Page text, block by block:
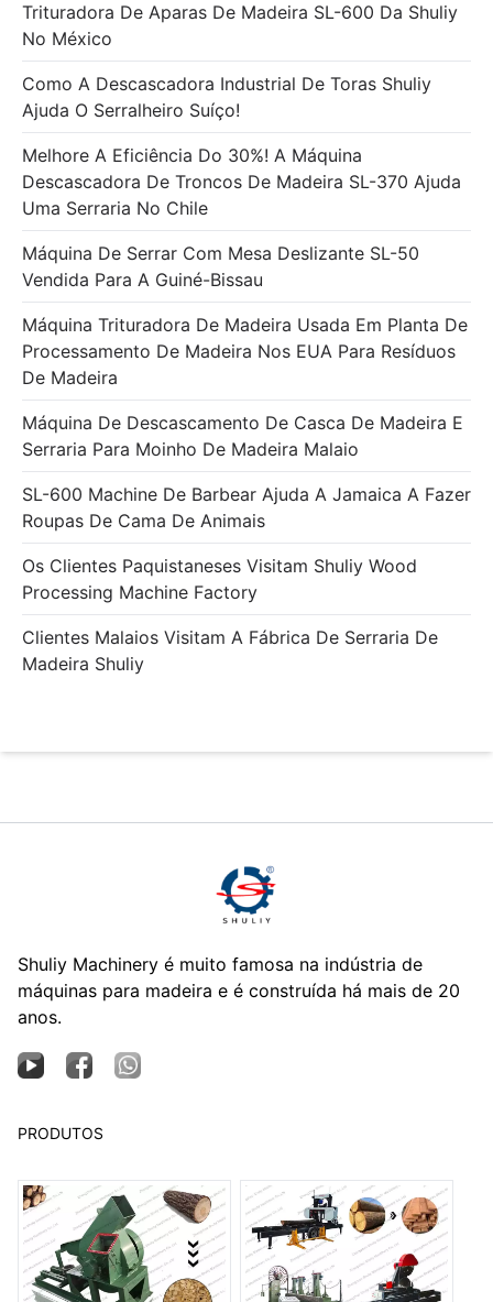
Trituradora De Aparas De Madeira SL-600 Da Shuliy
No México
Como A Descascadora Industrial De Toras Shuliy
Ajuda O Serralheiro Suíço!
Melhore A Eficiência Do 30%! A Máquina
Descascadora De Troncos De Madeira SL-370 Ajuda
Uma Serraria No Chile
Máquina De Serrar Com Mesa Deslizante SL-50
Vendida Para A Guiné-Bissau
Máquina Trituradora De Madeira Usada Em Planta De
Processamento De Madeira Nos EUA Para Resíduos
De Madeira
Máquina De Descascamento De Casca De Madeira E
Serraria Para Moinho De Madeira Malaio
SL-600 Machine De Barbear Ajuda A Jamaica A Fazer
Roupas De Cama De Animais
Os Clientes Paquistaneses Visitam Shuliy Wood
Processing Machine Factory
Clientes Malaios Visitam A Fábrica De Serraria De
Madeira Shuliy
Shuliy Machinery é muito famosa na indústria de
máquinas para madeira e é construída há mais de 20
anos.
PRODUTOS